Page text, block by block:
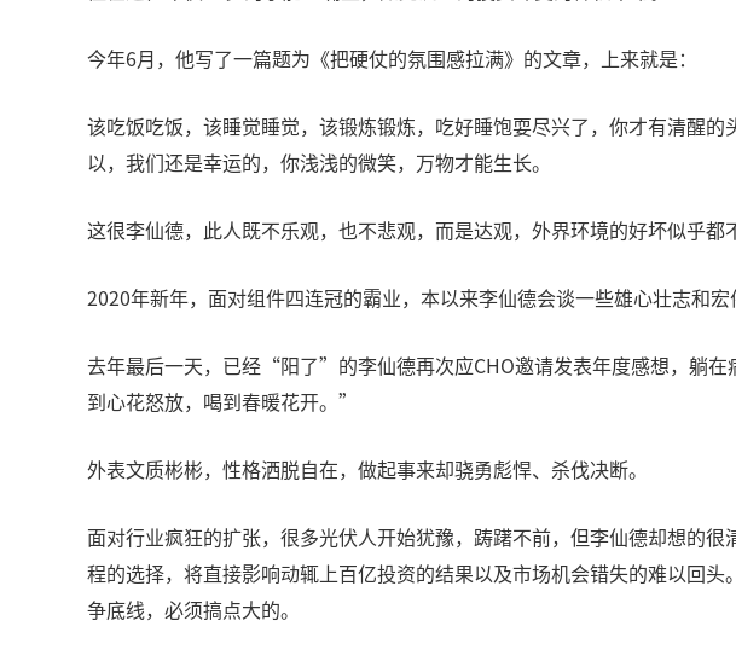
今年6月，他写了一篇题为《把硬仗的氛围感拉满》的文章，上来就是：
该吃饭吃饭，该睡觉睡觉，该锻炼锻炼，吃好睡饱耍尽兴了，你才有清醒
以，我们还是幸运的，你浅浅的微笑，万物才能生长。
这很李仙德，此人既不乐观，也不悲观，而是达观，外界环境的好坏似乎都
2020年新年，面对组件四连冠的霸业，本以来李仙德会谈一些雄心壮志和
去年最后一天，已经“阳了”的李仙德再次应CHO邀请发表年度感想，躺
到心花怒放，喝到春暖花开。”
外表文质彬彬，性格洒脱自在，做起事来却骁勇彪悍、杀伐决断。
面对行业疯狂的扩张，很多光伏人开始犹豫，踌躇不前，但李仙德却想的
程的选择，将直接影响动辄上百亿投资的结果以及市场机会错失的难以回
争底线，必须搞点大的。